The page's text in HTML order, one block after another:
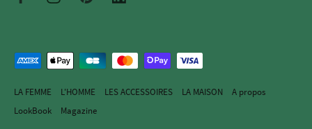
LA FEMME L'HOMME LES ACCESSOIRES LA MAISON
A propos
LookBook
Magazine